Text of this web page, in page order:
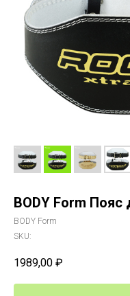
BODY Form
BODY Form
SKU:
1989,00 ₽